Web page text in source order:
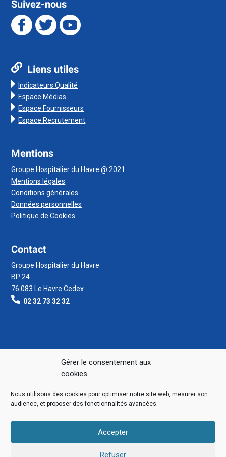
Gérer le consentement aux
cookies
Nous utilisons des cookies pour optimiser notre site web, mesurer son
audience, et proposer des fonctionnalités avancées.
Accepter
Refuser
Suivez-nous
Liens utiles
Indicateurs Qualité
Espace Médias
Espace Fournisseurs
Espace Recrutement
Mentions
Groupe Hospitalier du Havre @ 2021
Mentions légales
Conditions générales
Données personnelles
Politique de Cookies
Contact
Groupe Hospitalier du Havre
BP 24
76 083 Le Havre Cedex
02 32 73 32 32